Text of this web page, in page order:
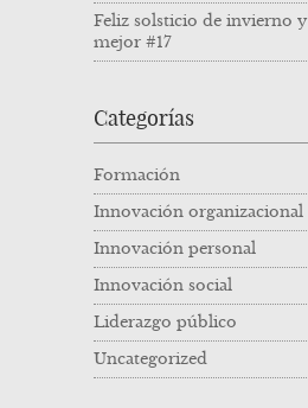
Feliz solsticio de invierno y
mejor #17
Categorías
Formación
Innovación organizacional
Innovación personal
Innovación social
Liderazgo público
Uncategorized